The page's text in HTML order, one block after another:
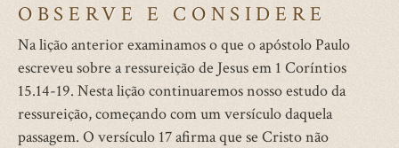
OBSERVE E CONSIDERE
Na lição anterior examinamos o que o apóstolo Paulo
escreveu sobre a ressureição de Jesus em 1 Coríntios
15.14-19. Nesta lição continuaremos nosso estudo da
ressureição, começando com um versículo daquela
passagem. O versículo 17 afirma que se Cristo não